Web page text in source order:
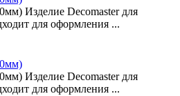
Изделие Decomaster для
для оформления ...
Изделие Decomaster для
для оформления ...